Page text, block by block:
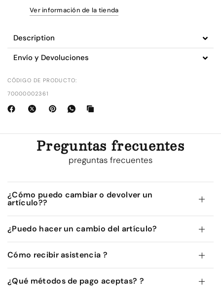
Ver información de la tienda
Description
Envío y Devoluciones
CÓDIGO DE PRODUCTO:
70000002361
Preguntas frecuentes
preguntas frecuentes
¿Cómo puedo cambiar o devolver un
artículo??
¿Puedo hacer un cambio del artículo?
Cómo recibir asistencia ?
¿Qué métodos de pago aceptas? ?